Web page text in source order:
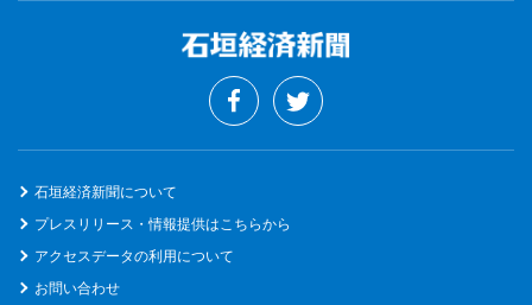
石垣経済新聞について
プレスリリース・情報提供はこちらから
アクセスデータの利用について
お問い合わせ